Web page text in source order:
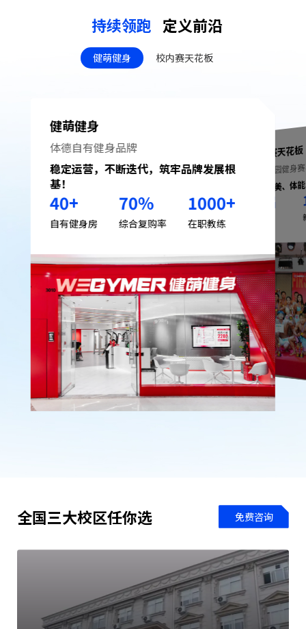
持续领跑 定义前沿
健萌健身 校内赛天花板
健萌健身
体德⾃有健身品牌
稳定运营，不断迭代，筑牢品牌发展根
基！
40+
自有健身房
70%
综合复购率
1000+
在职教练
校内赛天花板
打造校园健
覆盖健美、
届
全国三大校区任你选 免费咨询